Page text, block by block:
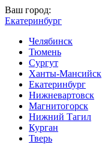
Ваш город:
Екатеринбург
Челябинск
Тюмень
Сургут
Ханты-Мансийск
Екатеринбург
Нижневартовск
Магнитогорск
Нижний Тагил
Курган
Тверь